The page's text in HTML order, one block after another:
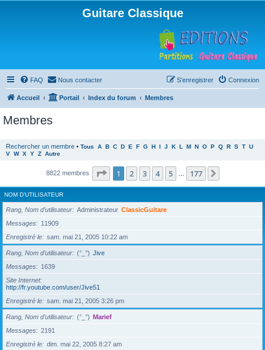
Guitare Classique
FAQ Nous contacter Connexion
S’enregistrer
Accueil Portail Index du forum Membres
Membres
Rechercher un membre • Tous A B C D E F G H I J K L M N O P Q R S T U
V W X Y Z Autre
8822 membres Page 1sur177
1 2 3 4 5 177
NOM D’UTILISATEUR
Rang, Nom d’utilisateur Administrateur ClassicGuitare
Messages
11909
Enregistré le
sam. mai 21, 2005 10:22 am
Rang, Nom d’utilisateur (°_°) Jive
Messages
1639
Site Internet
http://fr.youtube.com/user/Jive51
Enregistré le
sam. mai 21, 2005 3:26 pm
Rang, Nom d’utilisateur (°_°) Marief
Messages
2191
Enregistré le
dim. mai 22, 2005 8:27 am